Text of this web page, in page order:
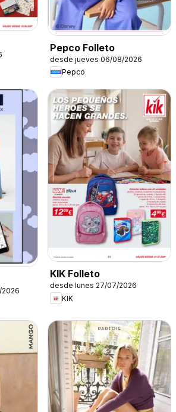
Pepco Folleto
desde jueves 06/08/2026
Pepco
KIK Folleto
desde lunes 27/07/2026
KIK